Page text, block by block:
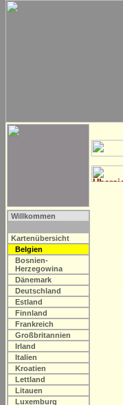
Willkommen
Kartenübersicht
Belgien
Bosnien-
Herzegowina
Dänemark
Deutschland
Estland
Finnland
Frankreich
Großbritannien
Irland
Italien
Kroatien
Lettland
Litauen
Luxemburg